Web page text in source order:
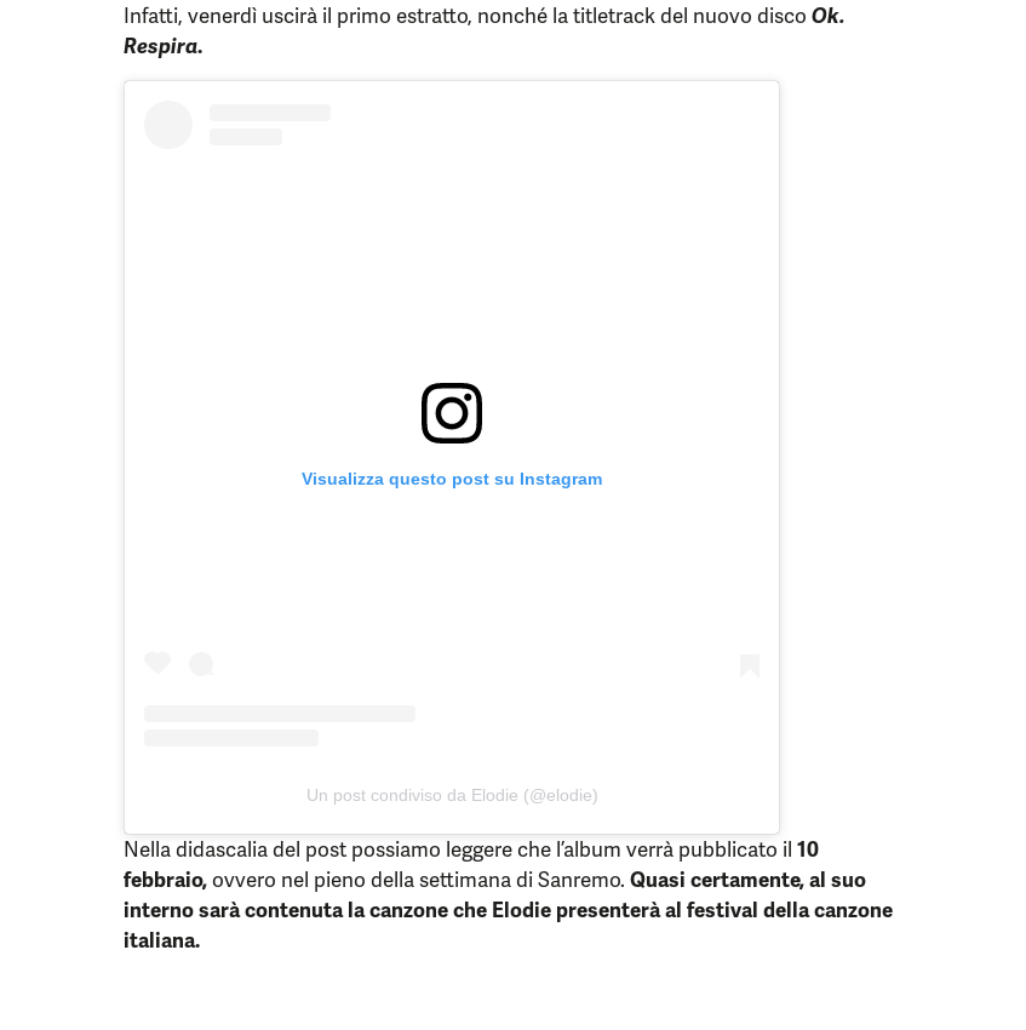
Infatti, venerdì uscirà il primo estratto, nonché la titletrack del nuovo disco Ok.
Respira.
Visualizza questo post su Instagram
Un post condiviso da Elodie (@elodie)
Nella didascalia del post possiamo leggere che l’album verrà pubblicato il 10
febbraio,ovvero nel pieno della settimana di Sanremo. Quasi certamente, al suo
interno sarà contenuta la canzone che Elodie presenterà al festival della canzone
italiana.